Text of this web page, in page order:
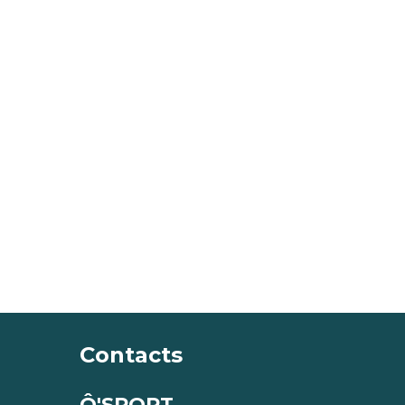
Contacts